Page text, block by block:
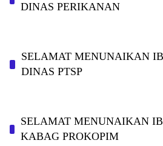
DINAS PERIKANAN
SELAMAT MENUNAIKAN
DINAS PTSP
SELAMAT MENUNAIKAN
KABAG PROKOPIM